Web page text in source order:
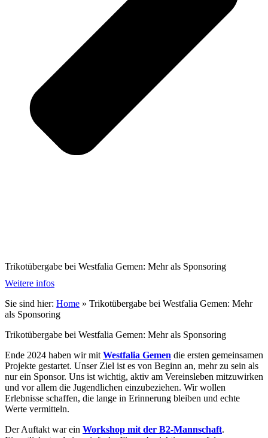
Trikotübergabe bei Westfalia Gemen: Mehr als Sponsoring
Weitere infos
Sie sind hier: Home » Trikotübergabe bei Westfalia Gemen: Mehr
als Sponsoring
Trikotübergabe bei Westfalia Gemen: Mehr als Sponsoring
Ende 2024 haben wir mitWestfalia Gemen die ersten gemeinsamen
Projekte gestartet. Unser Ziel ist es von Beginn an, mehr zu sein als
nur ein Sponsor. Uns ist wichtig, aktiv am Vereinsleben mitzuwirken
und vor allem die Jugendlichen einzubeziehen. Wir wollen
Erlebnisse schaffen, die lange in Erinnerung bleiben und echte
Werte vermitteln.
Der Auftakt war ein Workshop mit der B2-Mannschaft.